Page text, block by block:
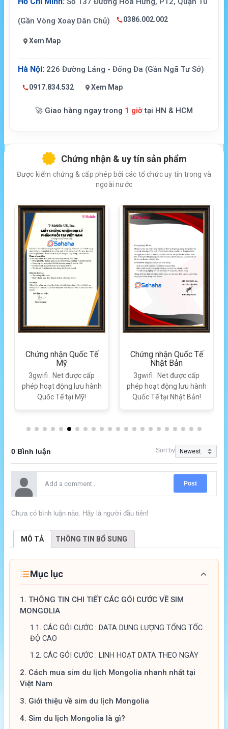
(Gần Vòng Xoay Dân Chủ) 0386.002.002
Xem Map
Hà Nội: 226 Đường Láng - Đống Đa (Gần Ngã Tư Sở)
0917.834.532 Xem Map
🚀 Giao hàng ngay trong 1 giờtại HN & HCM
Chứng nhận & uy tín sản phẩm
Được kiểm chứng & cấp phép bởi các tổ chức uy tín trong và
ngoài nước
Chứng nhận Quốc Tế
Mỹ
3gwifi . Net được cấp
phép hoạt động lưu hành
Quốc Tế tại Mỹ!
Chứng nhận Quốc Tế
Nhật Bản
3gwifi . Net được cấp
phép hoạt động lưu hành
Quốc Tế tại Nhật Bản!
0 Bình luận Sort by
Post
Chưa có bình luận nào. Hãy là người đầu tiên!
MÔ TẢ THÔNG TIN BỔ SUNG
Mục lục
1. THÔNG TIN CHI TIẾT CÁC GÓI CƯỚC VỀ SIM
MONGOLIA
1.1. CÁC GÓI CƯỚC : DATA DUNG LƯỢNG TỔNG TỐC
ĐỘ CAO
1.2. CÁC GÓI CƯỚC : LINH HOẠT DATA THEO NGÀY
2. Cách mua sim du lịch Mongolia nhanh nhất tại
Việt Nam
3. Giới thiệu về sim du lịch Mongolia
4. Sim du lịch Mongolia là gì?